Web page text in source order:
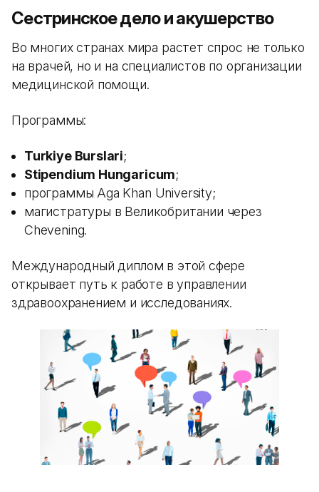
Сестринское дело и акушерство
Во многих странах мира растет спрос не только
на врачей, но и на специалистов по организации
медицинской помощи.
Программы:
Turkiye Burslari;
Stipendium Hungaricum;
программы Aga Khan University;
магистратуры в Великобритании через
Chevening.
Международный диплом в этой сфере
открывает путь к работе в управлении
здравоохранением и исследованиях.